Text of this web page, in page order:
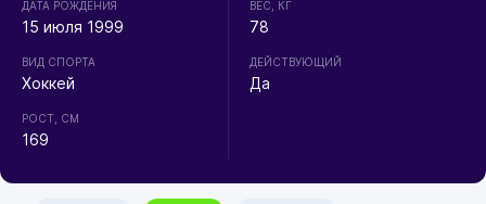
ДАТА РОЖДЕНИЯ
15 июля 1999
ВИД СПОРТА
Хоккей
РОСТ, СМ
169
ВЕС, КГ
78
ДЕЙСТВУЮЩИЙ
Да